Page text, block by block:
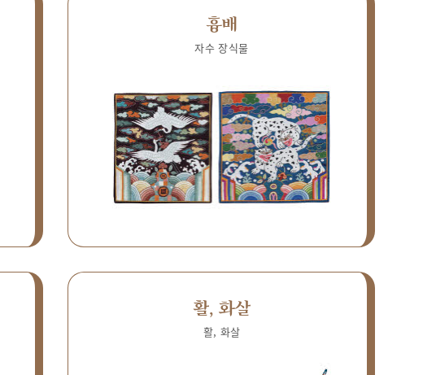
흉배
자수 장식물
활, 화살
활, 화살